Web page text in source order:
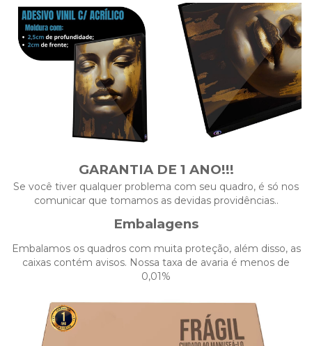
GARANTIA DE 1 ANO!!!
Se você tiver qualquer problema com seu quadro, é só nos
comunicar que tomamos as devidas providências..
Embalagens
Embalamos os quadros com muita proteção, além disso, as
caixas contém avisos. Nossa taxa de avaria é menos de
0,01%